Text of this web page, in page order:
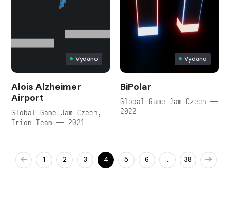
Vydáno
Alois Alzheimer
Airport
Global Game Jam Czech,
Trion Team — 2021
Vydáno
BiPolar
Global Game Jam Czech —
2022
1 2 3 4 5 6 … 38